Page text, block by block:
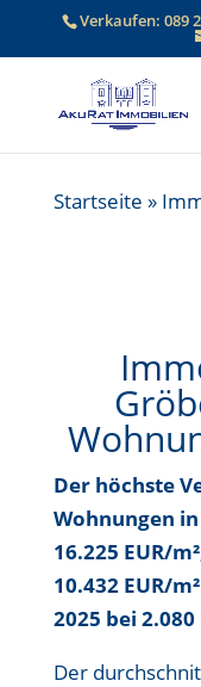
Verkaufen:089
Startseite »
Der höchste
Wohnungen
16.225 EUR/m²
10.432 EUR/m²
2025 bei 2.080
Der